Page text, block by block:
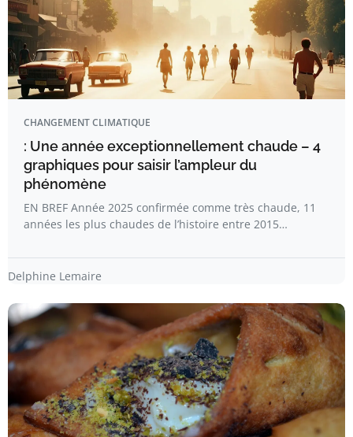
CHANGEMENT CLIMATIQUE
: Une année exceptionnellement chaude – 4
graphiques pour saisir l’ampleur du
phénomène
EN BREF Année 2025 confirmée comme très chaude, 11
années les plus chaudes de l’histoire entre 2015…
Delphine Lemaire